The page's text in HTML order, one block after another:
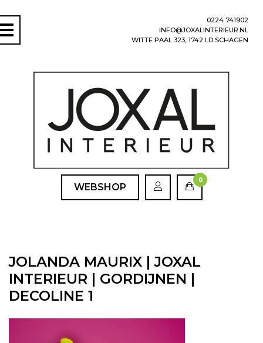
0224 741902
INFO@JOXALINTERIEUR.NL
WITTE PAAL 323, 1742 LD SCHAGEN
WEBSHOP
0
JOLANDA MAURIX | JOXAL
INTERIEUR | GORDIJNEN |
DECOLINE 1